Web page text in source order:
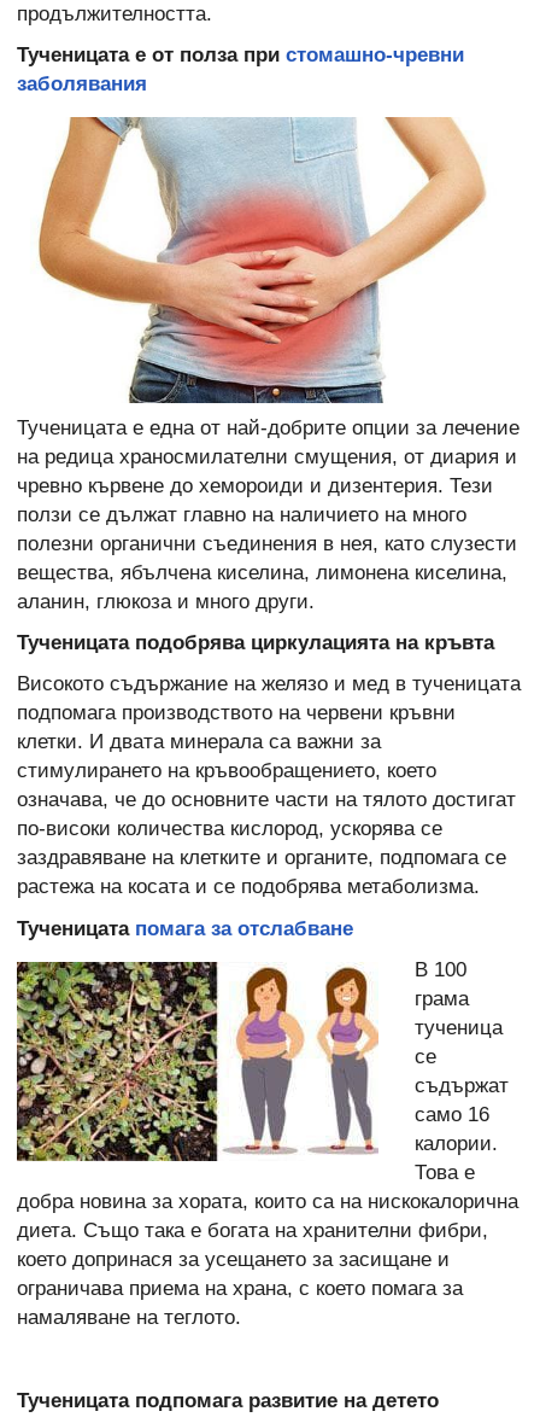
продължителността.
Тученицата е от полза при стомашно-чревни
заболявания
Тученицата е една от най-добрите опции за лечение
на редица храносмилателни смущения, от диария и
чревно кървене до хемороиди и дизентерия. Тези
ползи се дължат главно на наличието на много
полезни органични съединения в нея, като слузести
вещества, ябълчена киселина, лимонена киселина,
аланин, глюкоза и много други.
Тученицата подобрява циркулацията на кръвта
Високото съдържание на желязо и мед в тученицата
подпомага производството на червени кръвни
клетки. И двата минерала са важни за
стимулирането на кръвообращението, което
означава, че до основните части на тялото достигат
по-високи количества кислород, ускорява се
заздравяване на клетките и органите, подпомага се
растежа на косата и се подобрява метаболизма.
Тученицата помага за отслабване
В 100
грама
тученица
се
съдържат
само 16
калории.
Това е
добра новина за хората, които са на нискокалорична
диета. Също така е богата на хранителни фибри,
което допринася за усещането за засищане и
ограничава приема на храна, с което помага за
намаляване на теглото.
Тученицата подпомага развитие на детето